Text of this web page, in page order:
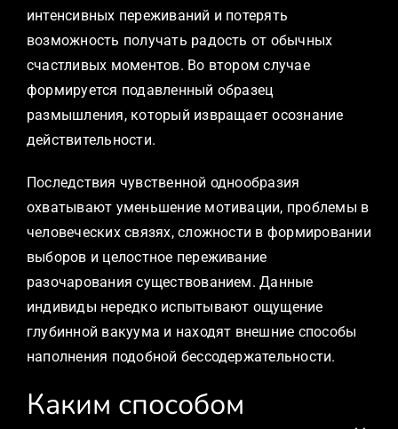
интенсивных переживаний и потерять
возможность получать радость от обычных
счастливых моментов. Во втором случае
формируется подавленный образец
размышления, который извращает осознание
действительности.
Последствия чувственной однообразия
охватывают уменьшение мотивации, проблемы в
человеческих связях, сложности в формировании
выборов и целостное переживание
разочарования существованием. Данные
индивиды нередко испытывают ощущение
глубинной вакуума и находят внешние способы
наполнения подобной бессодержательности.
Каким способом